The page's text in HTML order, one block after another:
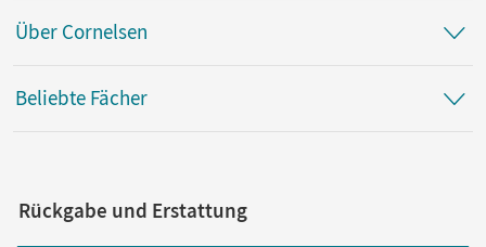
Über Cornelsen
Beliebte Fächer
Rückgabe und Erstattung